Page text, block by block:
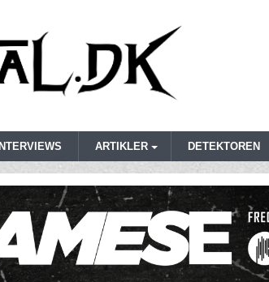
INTERVIEWS ARTIKLER DETEKTOREN